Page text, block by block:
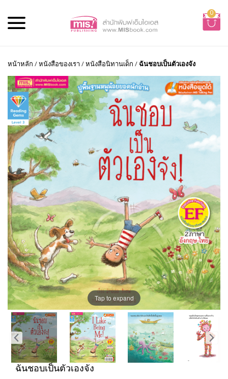
0
หน้าหลัก /หนังสือของเรา /หนังสือนิทานเด็ก / ฉันชอบเป็นตัวเองจัง
Tap to expand
ฉันชอบเป็นตัวเองจัง